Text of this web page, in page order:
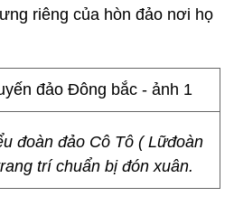
riêng của hòn đảo nơi họ
đoàn đảo Cô Tô ( Lữđoàn
trí chuẩn bị đón xuân.